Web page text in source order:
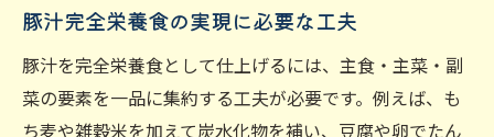
豚汁完全栄養食の実現に必要な工夫
豚汁を完全栄養食として仕上げるには、主食・主菜・副
菜の要素を一品に集約する工夫が必要です。例えば、も
ち麦や雑穀米を加えて炭水化物を補い、豆腐や卵でたん